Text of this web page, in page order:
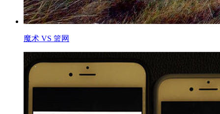
魔术 VS 篮网